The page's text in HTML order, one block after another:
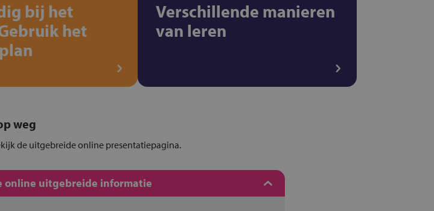
bij het
het
Verschillende manieren
van leren
weg
de uitgebreide online presentatiepagina.
online uitgebreide informatie